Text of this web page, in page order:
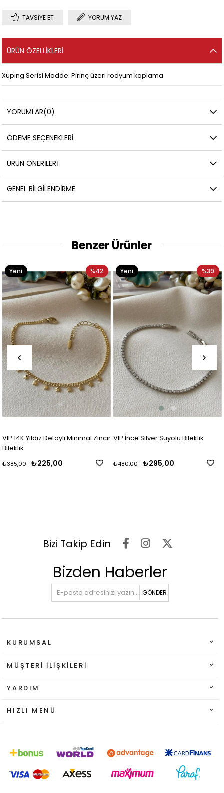
TAVSIYE ET YORUM YAZ
ÜRÜN ÖZELLIKLERI
Xuping Serisi Madde: Pirinç üzeri rodyum kaplama
YORUMLAR(0)
ÖDEME SEÇENEKLERI
ÜRÜN ÖNERILERI
GENEL BILGILENDIRME
Benzer Ürünler
VIP 14K Yıldız Detaylı Minimal Zincir
Bileklik
₺225,00
₺385,00
%42
Yeni
Ürün
VIP İnce Silver Suyolu Bileklik
₺295,00
₺480,00
%39
Yeni
Ürün
Bizi Takip Edin
Bizden Haberler
GÖNDER
KURUMSAL
MÜŞTERI İLIŞKILERI
YARDIM
HIZLI MENÜ